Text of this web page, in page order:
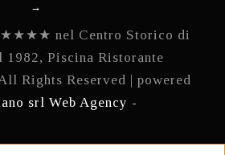
→
★★★★ nel Centro Storico di
1982, Piscina Ristorante
Rights Reserved | powered
srl Web Agency -